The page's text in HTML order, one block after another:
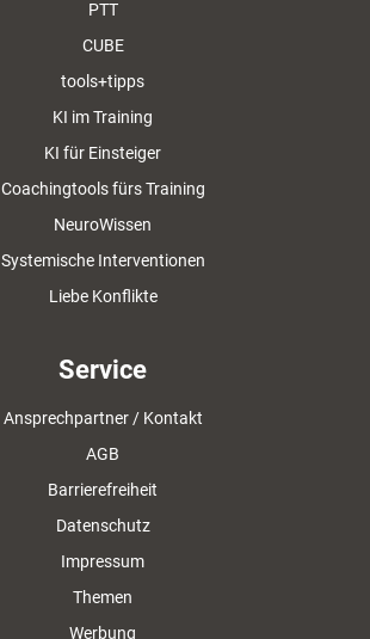
PTT
CUBE
tools+tipps
KI im Training
KI für Einsteiger
Coachingtools fürs Training
NeuroWissen
Systemische Interventionen
Liebe Konflikte
Service
Ansprechpartner / Kontakt
AGB
Barrierefreiheit
Datenschutz
Impressum
Themen
Werbung